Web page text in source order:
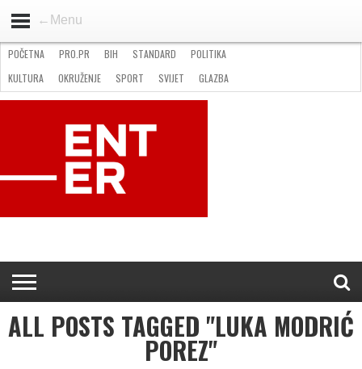
←Menu
STANDARD
GOSPODARSTVO
OKRUŽENJE
POČETNA PRO.PR BIH STANDARD
POLITIKA
KULTURA
OKRUŽENJE SPORT SVIJET
GLAZBA
NATJEČAJI
FILMING LOCATION IN BH KONTAKT
ALL POSTS TAGGED "LUKA MODRIĆ
POREZ"